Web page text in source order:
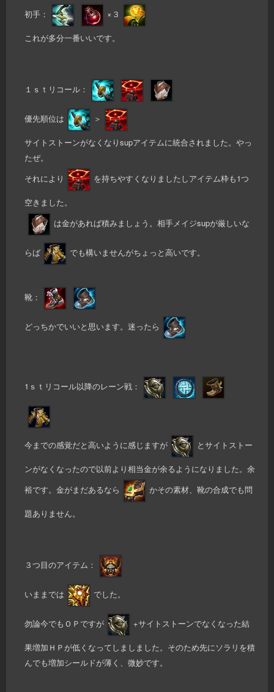
初手： ×３
これが多分一番いいです。
１ｓｔリコール：
優先順位は ＞
サイトストーンがなくなりsupアイテムに統合されました。やっ
たぜ。
それにより
を持ちやすくなりましたしアイテム枠も1つ
空きました。
は金があれば積みましょう。相手メイジsupが厳しいな
らば でも構いませんがちょっと高いです。
靴：
どっちかでいいと思います。迷ったら
1ｓｔリコール以降のレーン戦：
今までの感覚だと高いように感じますが とサイトストー
ンがなくなったので以前より相当金が余るようになりました。余
裕です。金がまだあるなら
かその素材、靴の合成でも問
題ありません。
３つ目のアイテム：
いままでは でした。
勿論今でもＯＰですが +サイトストーンでなくなった結
果増加ＨＰが低くなってしましました。そのため先にソラリを積
んでも増加シールドが薄く、微妙です。